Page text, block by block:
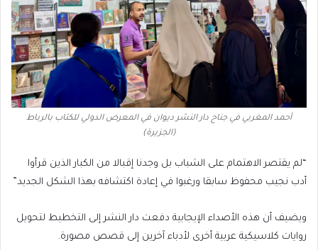
أحمد المغربي في جناح دار النشر ديوان في المعرض الدولي للكتاب بالرباط
(الجزيرة)
“لم يقتصر الاهتمام على الشباب بل وجدنا إقبالا من الكبار الذين قرأوا
أدب نجيب محفوظ سابقا ورغبوا في إعادة اكتشافه بهذا الشكل الجديد”
ويضيف أن هذه الأصداء الإيجابية دفعت دار النشر إلى التخطيط لتحويل
روايات كلاسيكية عربية أخرى لأدباء آخرين إلى قصص مصورة.